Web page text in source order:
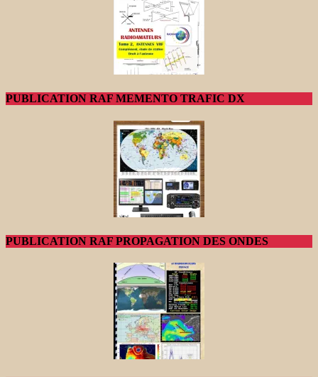
PUBLICATION RAF MEMENTO TRAFIC DX
PUBLICATION RAF PROPAGATION DES ONDES